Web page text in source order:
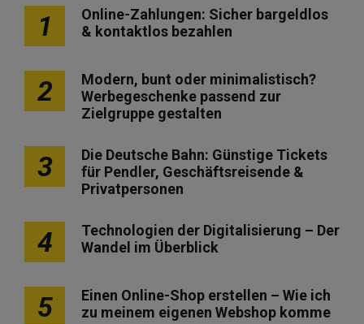
1
Online-Zahlungen: Sicher bargeldlos
& kontaktlos bezahlen
2
Modern, bunt oder minimalistisch?
Werbegeschenke passend zur
Zielgruppe gestalten
3
Die Deutsche Bahn: Günstige Tickets
für Pendler, Geschäftsreisende &
Privatpersonen
4
Technologien der Digitalisierung – Der
Wandel im Überblick
5
Einen Online-Shop erstellen – Wie ich
zu meinem eigenen Webshop komme